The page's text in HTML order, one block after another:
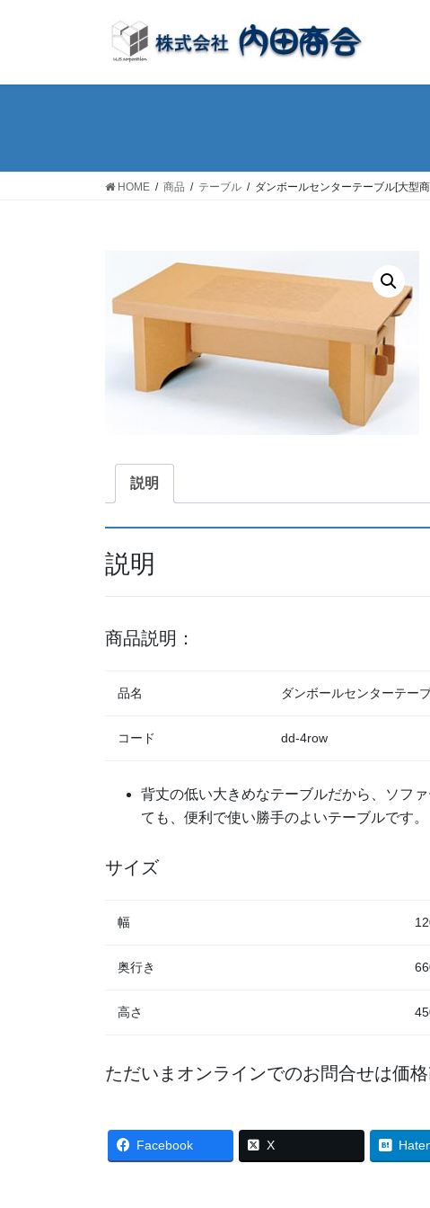
HOME 商品 テーブル ダンボールセンターテーブル[大型
説明
説明
商品説明：
品名 ダンボールセンターテー
コード dd-4row
背丈の低い大きめなテーブルだから、ソフ
ても、便利で使い勝手のよいテーブルです。
サイズ
幅
奥行き
高さ
ただいまオンラインでのお問合せは価
Facebook X